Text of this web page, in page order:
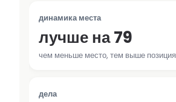
динамика места
лучше на 79
чем меньше место, тем выше позиция
дела